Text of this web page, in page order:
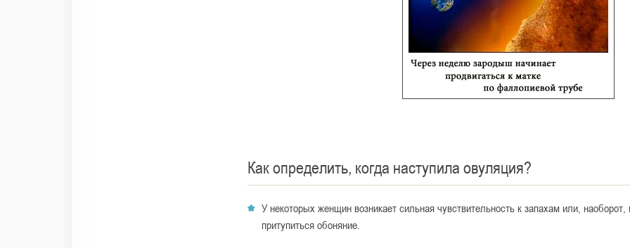
Как определить, когда наступила овуляция?
У некоторых женщин возникает сильная чувствительность к запахам или,
притупиться обоняние.